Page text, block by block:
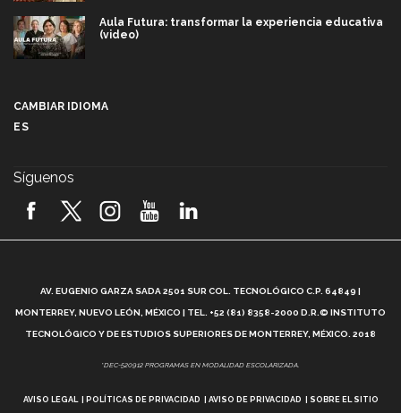
Aula Futura: transformar la experiencia educativa
(video)
2026! (video)
¿Cómo es el Modelo Educativo Tec? (video)
Vida Tec: Feminismo e Inteligencia Artificial, Paola
CAMBIAR IDIOMA
ES
Síguenos
AV. EUGENIO GARZA SADA 2501 SUR COL. TECNOLÓGICO C.P. 64849 |
MONTERREY, NUEVO LEÓN, MÉXICO | TEL. +52 (81) 8358-2000 D.R.© INSTITUTO
TECNOLÓGICO Y DE ESTUDIOS SUPERIORES DE MONTERREY, MÉXICO. 2018
*DEC-520912 PROGRAMAS EN MODALIDAD ESCOLARIZADA.
AVISO LEGAL POLÍTICAS DE PRIVACIDAD AVISO DE PRIVACIDAD SOBRE EL SITIO